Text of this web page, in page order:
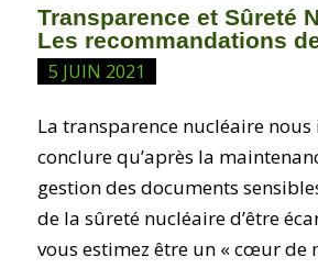
Transparence et Sûreté
Les recommandations
5 JUIN 2021
La transparence nucléaire
conclure qu’après la
gestion des documents
de la sûreté nucléaire d’être
vous estimez être un « cœur de